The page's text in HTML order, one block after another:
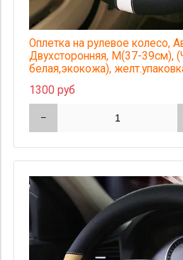
Оплетка на рулевое колесо,
Двухсторонняя, М(37-39см),
белая,экокожа),
1300 руб